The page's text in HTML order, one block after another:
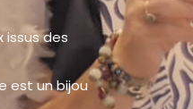
des
est un bijou